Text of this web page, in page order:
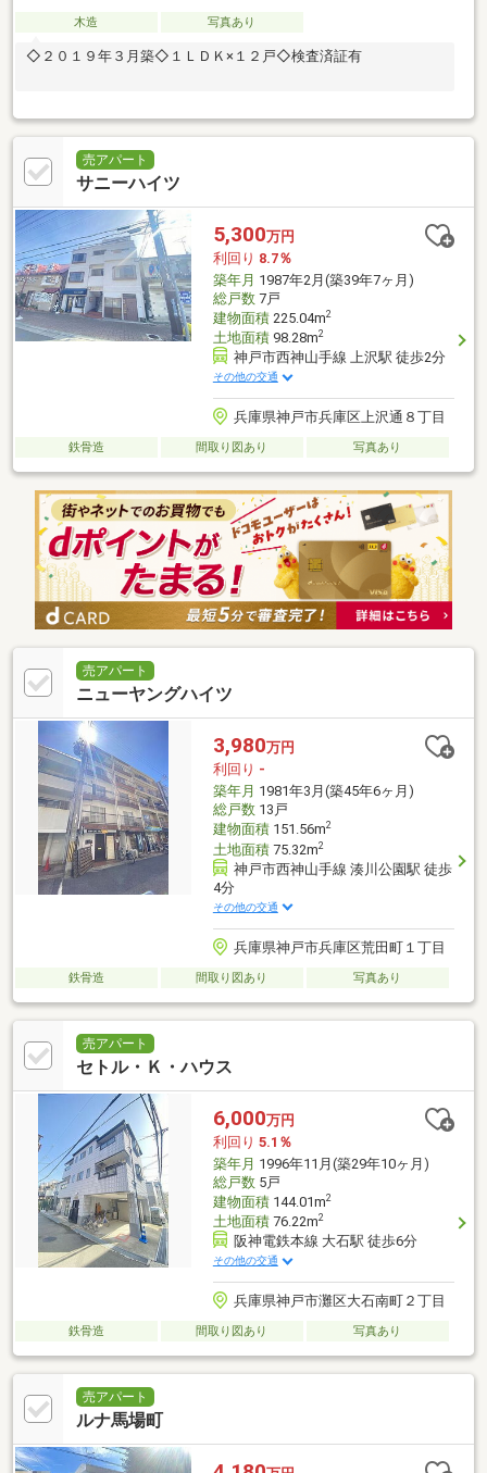
木造 写真あり
◇２０１９年３月築◇１ＬＤＫ×１２戸◇検査済証有
売アパート
サニーハイツ
5,300万円
利回り 8.7％
築年月 1987年2月(築39年7ヶ月)
総戸数7戸
建物面積225.04m2
土地面積98.28m2
神戸市西神山手線 上沢駅 徒歩2分
その他の交通
兵庫県神戸市兵庫区上沢通８丁目
鉄骨造 間取り図あり 写真あり
売アパート
ニューヤングハイツ
3,980万円
利回り -
築年月 1981年3月(築45年6ヶ月)
総戸数13戸
建物面積151.56m2
土地面積75.32m2
神戸市西神山手線 湊川公園駅 徒歩
4分
その他の交通
兵庫県神戸市兵庫区荒田町１丁目
鉄骨造 間取り図あり 写真あり
売アパート
セトル・Ｋ・ハウス
6,000万円
利回り 5.1％
築年月 1996年11月(築29年10ヶ月)
総戸数5戸
建物面積144.01m2
土地面積76.22m2
阪神電鉄本線 大石駅 徒歩6分
その他の交通
兵庫県神戸市灘区大石南町２丁目
鉄骨造 間取り図あり 写真あり
売アパート
ルナ馬場町